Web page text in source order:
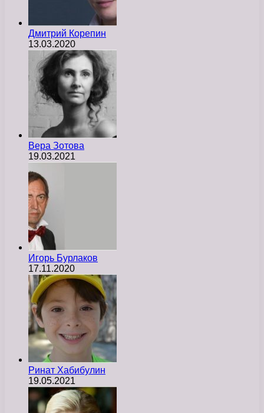
Дмитрий Корепин
13.03.2020
Вера Зотова
19.03.2021
Игорь Бурлаков
17.11.2020
Ринат Хабибулин
19.05.2021